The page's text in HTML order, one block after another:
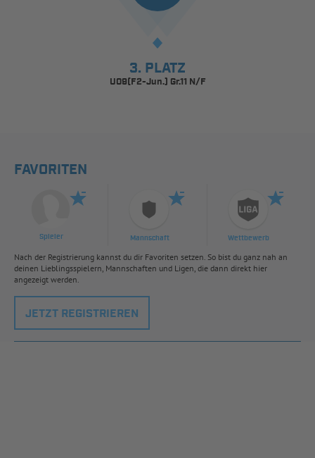
3. PLATZ
U09(F2-Jun.) Gr.11 N/F
FAVORITEN
Spieler Mannschaft Wettbewerb
Nach der Registrierung kannst du dir Favoriten setzen. So bist du ganz nah an
deinen Lieblingsspielern, Mannschaften und Ligen, die dann direkt hier
angezeigt werden.
JETZT REGISTRIEREN